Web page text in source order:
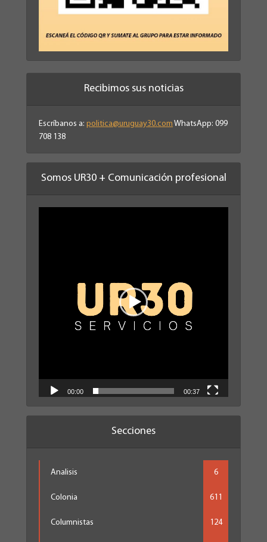
Recibimos sus noticias
Escríbanos a: politica@uruguay30.com WhatsApp: 099
708 138
Somos UR30 + Comunicación profesional
00:00 00:37
Secciones
Analisis 6
Colonia 611
Columnistas 124